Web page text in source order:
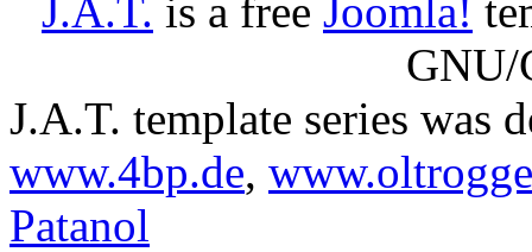
J.A.T. is a free Joomla!
GNU/
J.A.T. template series was
www.4bp.de,
Patanol